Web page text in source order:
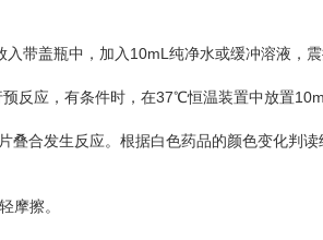
带盖瓶中，加入10mL纯净水或缓冲溶液，
反应，有条件时，在37℃恒温装置中放置
合发生反应。根据白色药品的颜色变化判读
摩擦。